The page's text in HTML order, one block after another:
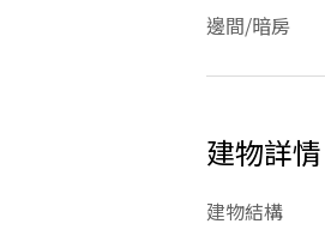
邊間/暗房
建物詳情
建物結構